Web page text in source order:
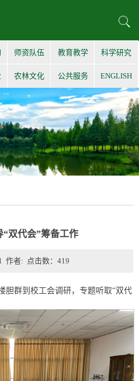
师资队伍 教育教学 科学研究
农林文化 公共服务 ENGLISH
双代会”筹备工作
作者: 点击数： 419
胆群到校工会调研，专题听取“双代